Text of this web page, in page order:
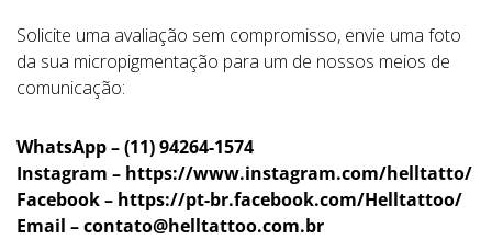
Solicite uma avaliação sem compromisso, envie uma foto
da sua micropigmentação para um de nossos meios de
comunicação:
WhatsApp – (11) 94264-1574
Instagram – https://www.instagram.com/helltatto/
Facebook – https://pt-br.facebook.com/Helltattoo/
Email –contato@helltattoo.com.br